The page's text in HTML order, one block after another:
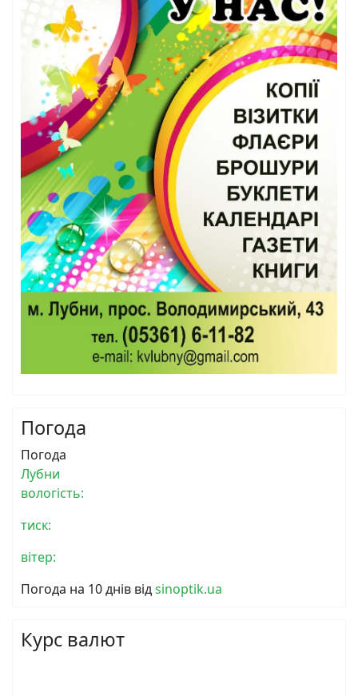
Погода
Погода
Лубни
вологість:
тиск:
вітер:
Погода на 10 днів відsinoptik.ua
Курс валют